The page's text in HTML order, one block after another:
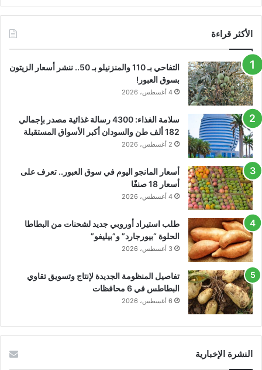
الأكثر قراءة
التفاحي بـ 110 والمنزنيلو بـ 50.. ننشر أسعار الزيتون
بسوق العبور!
4 أغسطس، 2026
سلامة الغذاء: 4300 رسالة غذائية مصدر بإجمالي
182 ألف طن والسودان أكبر الأسواق المستقبلة
2 أغسطس، 2026
أسعار المانجو اليوم في سوق العبور.. تعرف على
أسعار 18 صنفًا
4 أغسطس، 2026
طلب استيراد أوروبي جديد لشحنات من البطاطا
الحلوة “بيورجارد” و”بيليفو”
3 أغسطس، 2026
تفاصيل المنظومة الجديدة لإنتاج وتسويق تقاوي
البطاطس في 6 محافظات
6 أغسطس، 2026
النشرة الإخبارية